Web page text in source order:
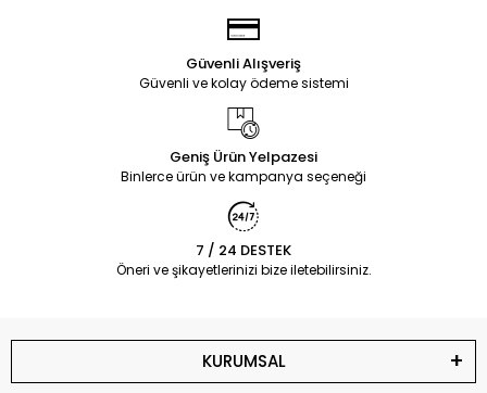
Güvenli Alışveriş
Güvenli ve kolay ödeme sistemi
Geniş Ürün Yelpazesi
Binlerce ürün ve kampanya seçeneği
7 / 24 DESTEK
Öneri ve şikayetlerinizi bize iletebilirsiniz.
KURUMSAL